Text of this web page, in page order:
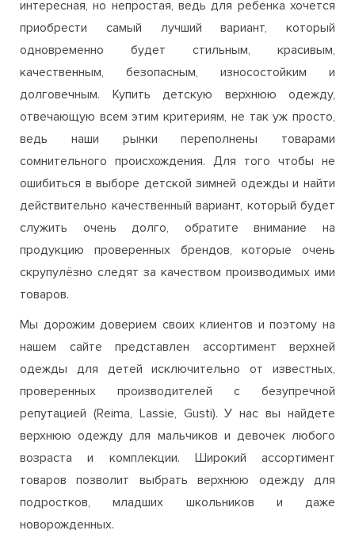
интересная, но непростая, ведь для ребенка хочется
приобрести самый лучший вариант, который
одновременно будет стильным, красивым,
качественным, безопасным, износостойким и
долговечным. Купить детскую верхнюю одежду,
отвечающую всем этим критериям, не так уж просто,
ведь наши рынки переполнены товарами
сомнительного происхождения. Для того чтобы не
ошибиться в выборе детской зимней одежды и найти
действительно качественный вариант, который будет
служить очень долго, обратите внимание на
продукцию проверенных брендов, которые очень
скрупулёзно следят за качеством производимых ими
товаров.
Мы дорожим доверием своих клиентов и поэтому на
нашем сайте представлен ассортимент верхней
одежды для детей исключительно от известных,
проверенных производителей с безупречной
репутацией (Reima, Lassie, Gusti). У нас вы найдете
верхнюю одежду для мальчиков и девочек любого
возраста и комплекции. Широкий ассортимент
товаров позволит выбрать верхнюю одежду для
подростков, младших школьников и даже
новорожденных.